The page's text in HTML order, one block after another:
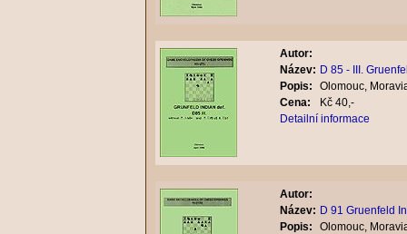
Autor:
Název: D 85 - III.
Popis:
Olomouc,
Cena:
Kč 40,-
Detailní informace
Autor:
Název: D 91 Gruenfeld
Popis:
Olomouc,